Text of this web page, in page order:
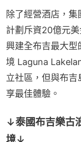
除了經營酒店，
計劃斥資20億元
興建全布吉最大
境 Laguna
立社區，但與布
享最佳體驗。
↓泰國布吉樂古
境↓